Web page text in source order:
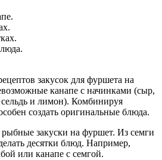
закусок для фуршета на
канапе с начинками (сыр,
и лимон). Комбинируя
создать оригинальные блюда.
закуски на фуршет. Из семги
десятки блюд. Например,
или канапе с семгой.